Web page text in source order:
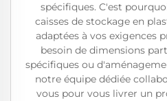
spécifiques. C'est
caisses de stockage en
adaptées à vos exigences
besoin de dimensions
spécifiques ou
notre équipe dédiée
vous pour vous livrer un